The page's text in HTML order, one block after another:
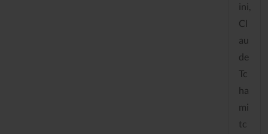
ini,
Cl
au
de
Tc
ha
mi
tc